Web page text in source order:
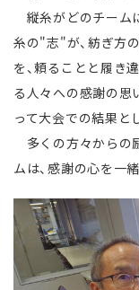
縦糸がどのチーム
糸の"志"が、紡ぎ方
を、頼ることと履き
る人々への感謝の思
って大会での結果と
多くの方々からの
ムは、感謝の心を一